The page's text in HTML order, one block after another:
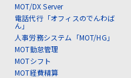
MOT/DX Server
電話代行「オフィスのでんわば
ん」
人事労務システム「MOT/HG」
MOT勤怠管理
MOTシフト
MOT経費精算